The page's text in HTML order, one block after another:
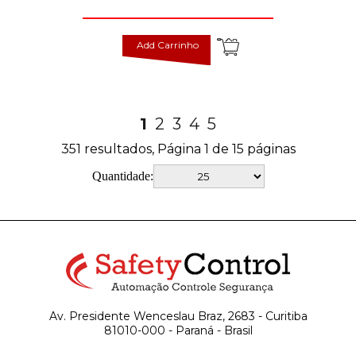
Add Carrinho
1 2 3 4 5
351 resultados, Página 1 de 15 páginas
Quantidade:
Av. Presidente Wenceslau Braz, 2683 - Curitiba
81010-000 - Paraná - Brasil